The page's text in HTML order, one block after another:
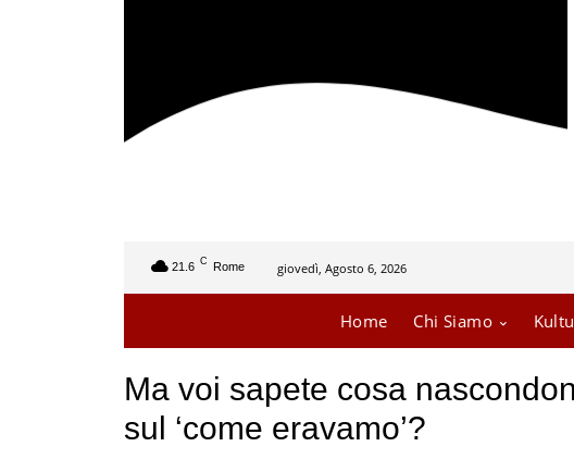
21.6 C Rome giovedì, Agosto 6, 2026
Home Chi Siamo
Ma voi sapete cosa
sul ‘come eravamo’?